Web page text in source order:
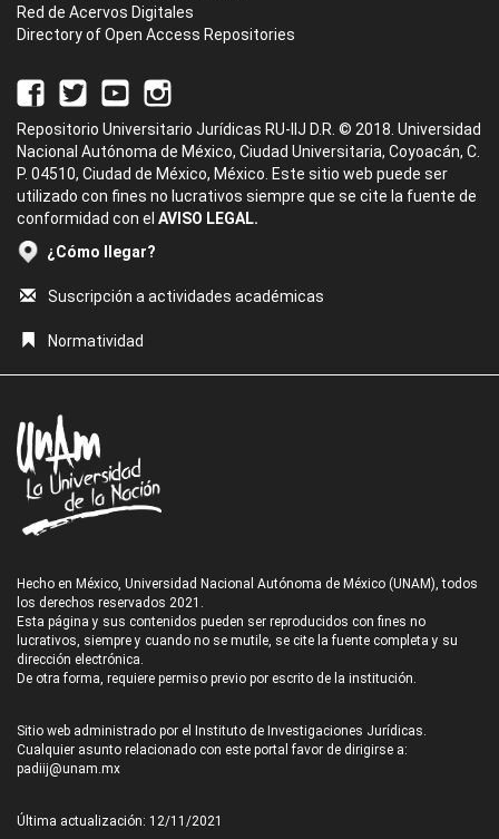
Red de Acervos Digitales
Directory of Open Access Repositories
Repositorio Universitario Jurídicas RU-IIJ D.R. © 2018. Universidad
Nacional Autónoma de México, Ciudad Universitaria, Coyoacán, C.
P. 04510, Ciudad de México, México. Este sitio web puede ser
utilizado con fines no lucrativos siempre que se cite la fuente de
conformidad con el AVISO LEGAL.
¿Cómo llegar?
Suscripción a actividades académicas
Normatividad
Hecho en México, Universidad Nacional Autónoma de México (UNAM), todos
los derechos reservados 2021.
Esta página y sus contenidos pueden ser reproducidos con fines no
lucrativos, siempre y cuando no se mutile, se cite la fuente completa y su
dirección electrónica.
De otra forma, requiere permiso previo por escrito de la institución.
Sitio web administrado por el Instituto de Investigaciones Jurídicas.
Cualquier asunto relacionado con este portal favor de dirigirse a:
padiij@unam.mx
Última actualización: 12/11/2021